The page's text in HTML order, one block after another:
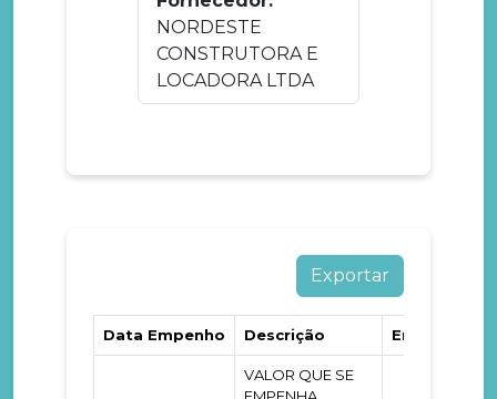
NORDESTE
CONSTRUTORA E
LOCADORA LTDA
Data Empenho Descrição Empenho
VALOR QUE SE